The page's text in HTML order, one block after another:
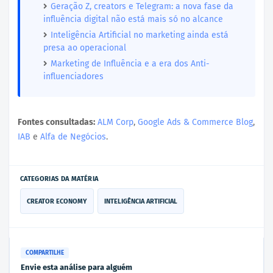
Geração Z, creators e Telegram: a nova fase da
influência digital não está mais só no alcance
Inteligência Artificial no marketing ainda está
presa ao operacional
Marketing de Influência e a era dos Anti-
influenciadores
Fontes consultadas: ALM Corp, Google Ads & Commerce Blog,
IAB e Alfa de Negócios.
CATEGORIAS DA MATÉRIA
CREATOR ECONOMY INTELIGÊNCIA ARTIFICIAL
COMPARTILHE
Envie esta análise para alguém